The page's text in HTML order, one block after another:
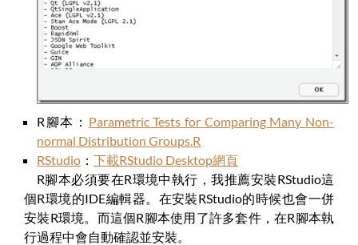
R腳本： Parametric Tests for Comparing Many Non-
normal Distribution Groups.R
RStudio ： 下載RStudio Desktop網頁
R腳本必須要在R環境中執行，我推薦安裝RStudio這
個R環境的IDE編輯器。在安裝RStudio的時候也會一併
安裝R環境。而這個R腳本使用了許多套件，在R腳本執
行過程中會自動確認並安裝。